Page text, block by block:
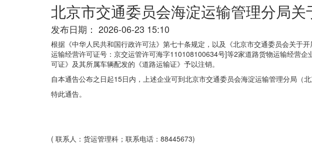
北京市交通委员会海淀运输管理分局
发布日期： 2026-06-23 15:10
根据《中华人民共和国行政许可法》第七十条规定，以及《北京市交通委员会关于
运输经营许可证号：京交运管许可海字110108100634号]等2家道路货物运输经营
可证》及其所属车辆配发的《道路运输证》予以注销。
自本通告公布之日起15日内，上述企业可到北京市交通委员会海淀运输管理分局（
特此通告。
( 联系人：货运管理科；联系电话：88445673)